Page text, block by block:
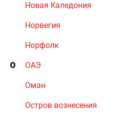
Новая Каледония
Норвегия
Норфолк
О ОАЭ
Оман
Остров вознесения